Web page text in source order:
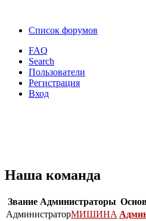
Список форумов
FAQ
Search
Пользователи
Регистрация
Вход
Наша команда
Звание Администраторы
АдминистраторМИШИНА